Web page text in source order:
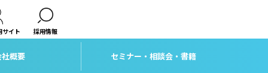
サイト 採用情報
概要 セミナー・相談会・書籍